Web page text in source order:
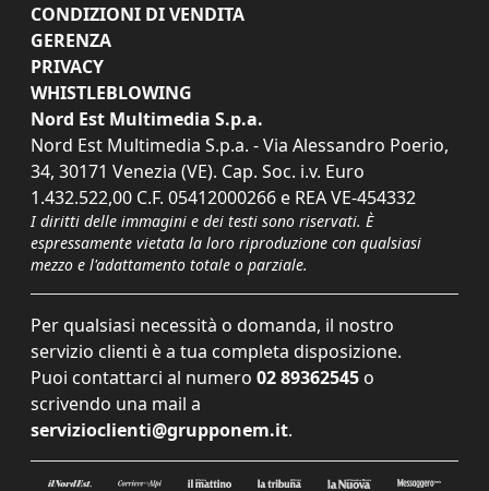
CONDIZIONI DI VENDITA
GERENZA
PRIVACY
WHISTLEBLOWING
Nord Est Multimedia S.p.a.
Nord Est Multimedia S.p.a. - Via Alessandro Poerio,
34, 30171 Venezia (VE). Cap. Soc. i.v. Euro
1.432.522,00 C.F. 05412000266 e REA VE-454332
I diritti delle immagini e dei testi sono riservati. È
espressamente vietata la loro riproduzione con qualsiasi
mezzo e l'adattamento totale o parziale.
Per qualsiasi necessità o domanda, il nostro
servizio clienti è a tua completa disposizione.
Puoi contattarci al numero 02 89362545 o
scrivendo una mail a
servizioclienti@grupponem.it.